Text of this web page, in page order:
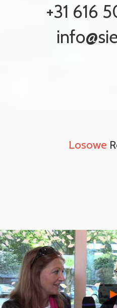
+31 616
Losowe